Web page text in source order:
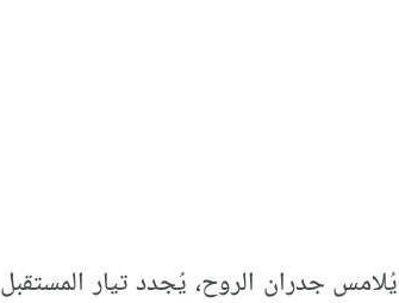
جدران الروح، يُجدد تيار المستقبل